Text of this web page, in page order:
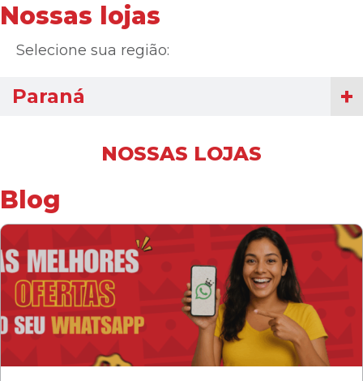
Nossas lojas
Selecione sua região:
Paraná
NOSSAS LOJAS
Blog